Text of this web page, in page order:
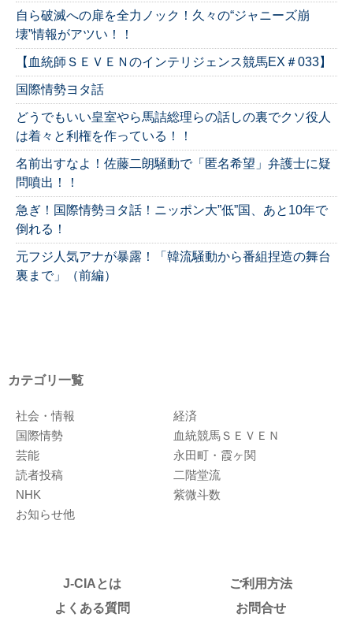
自ら破滅への扉を全力ノック！久々の“ジャニーズ崩
壊”情報がアツい！！
【血統師ＳＥＶＥＮのインテリジェンス競馬EX＃033】
国際情勢ヨタ話
どうでもいい皇室やら馬詰総理らの話しの裏でクソ役人
は着々と利権を作っている！！
名前出すなよ！佐藤二朗騒動で「匿名希望」弁護士に疑
問噴出！！
急ぎ！国際情勢ヨタ話！ニッポン大”低”国、あと10年で
倒れる！
元フジ人気アナが暴露！「韓流騒動から番組捏造の舞台
裏まで」（前編）
カテゴリ一覧
社会・情報
経済
国際情勢
血統競馬ＳＥＶＥＮ
芸能
永田町・霞ヶ関
読者投稿
二階堂流
NHK
紫微斗数
お知らせ他
J-CIAとは
ご利用方法
よくある質問
お問合せ